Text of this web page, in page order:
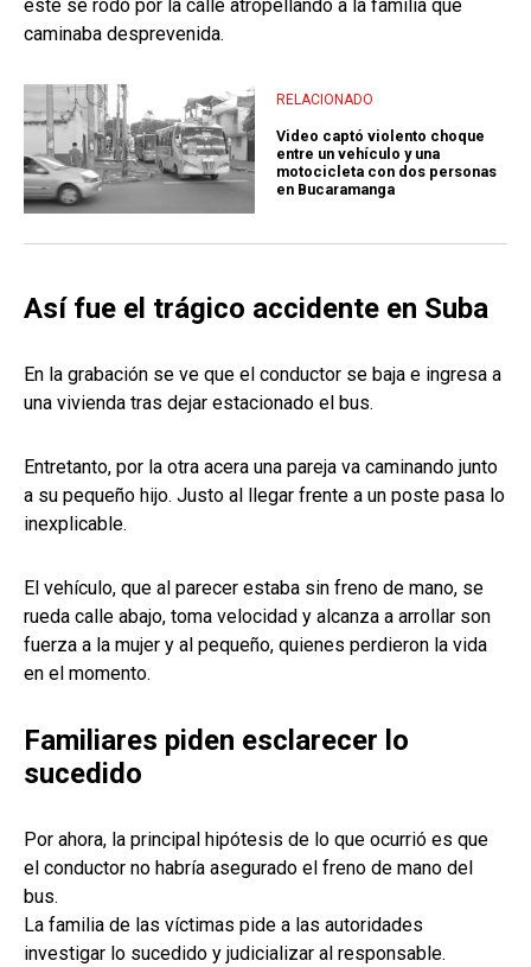
este se rodó por la calle atropellando a la familia que
caminaba desprevenida.
RELACIONADO
Video captó violento choque
entre un vehículo y una
motocicleta con dos personas
en Bucaramanga
Así fue el trágico accidente en Suba
En la grabación se ve que el conductor se baja e ingresa a
una vivienda tras dejar estacionado el bus.
Entretanto, por la otra acera una pareja va caminando junto
a su pequeño hijo. Justo al llegar frente a un poste pasa lo
inexplicable.
El vehículo, que al parecer estaba sin freno de mano, se
rueda calle abajo, toma velocidad y alcanza a arrollar son
fuerza a la mujer y al pequeño, quienes perdieron la vida
en el momento.
Familiares piden esclarecer lo
sucedido
Por ahora, la principal hipótesis de lo que ocurrió es que
el conductor no habría asegurado el freno de mano del
bus.
La familia de las víctimas pide a las autoridades
investigar lo sucedido y judicializar al responsable.